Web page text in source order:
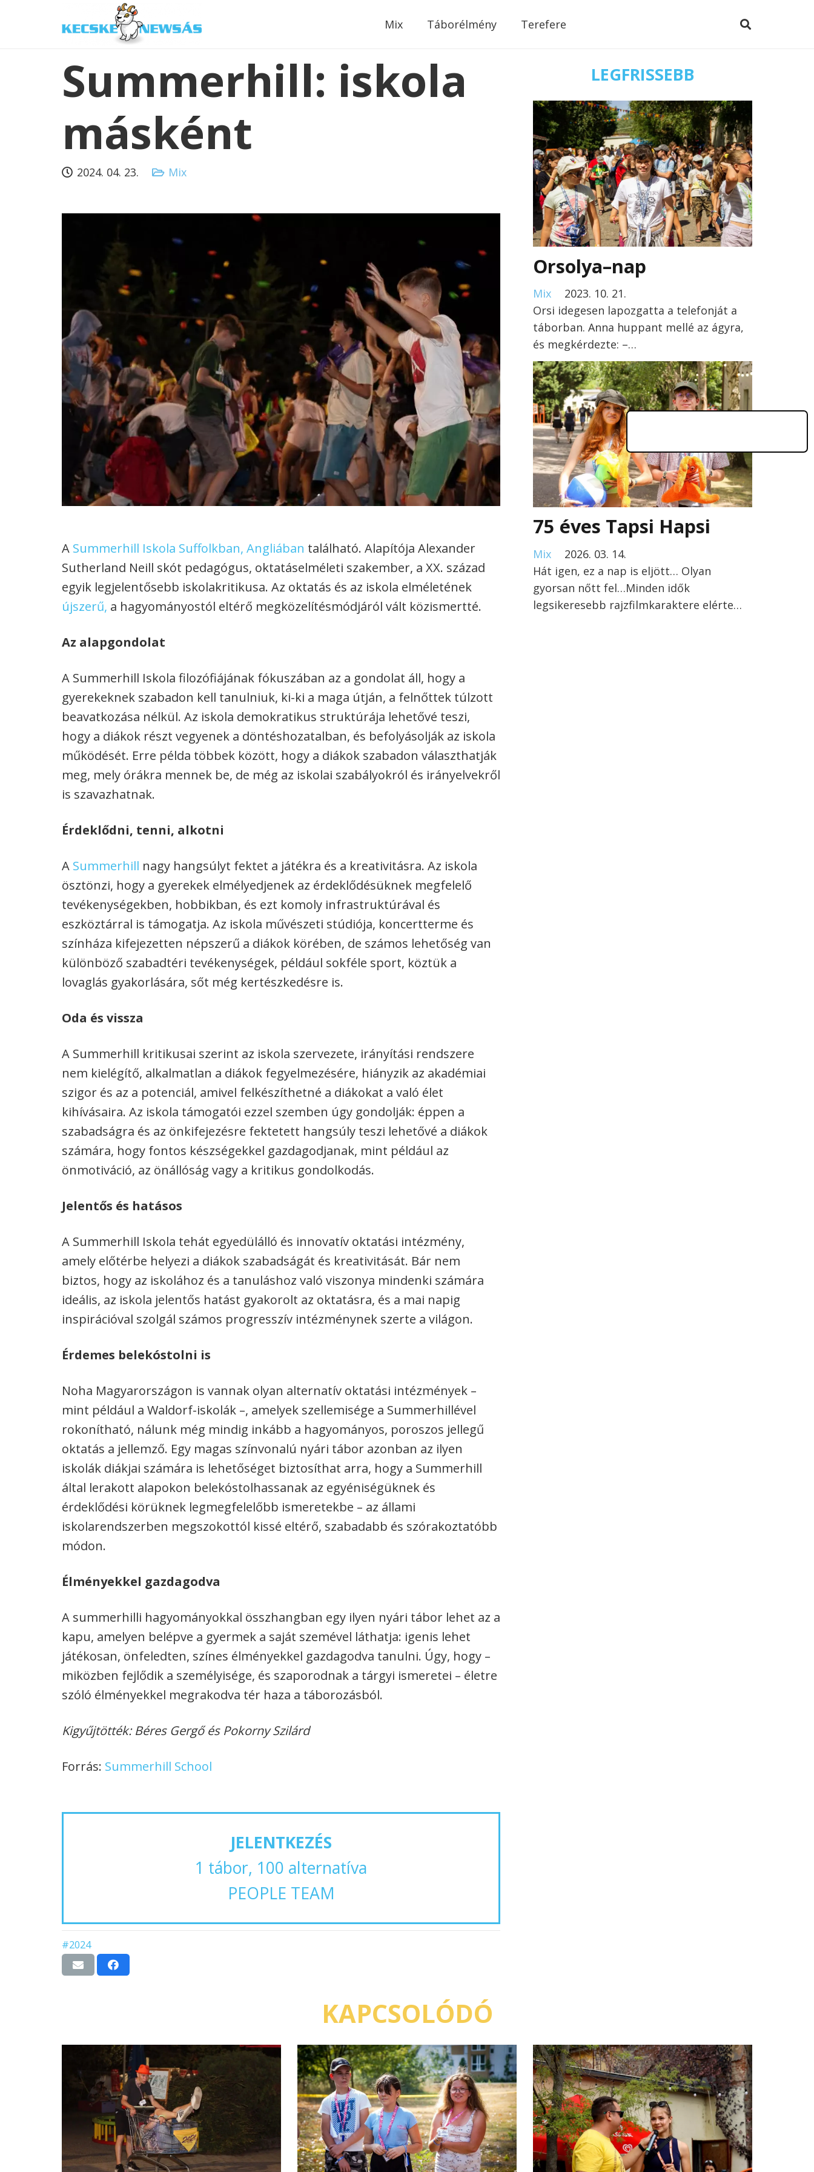
Mix Táborélmény Terefere
Summerhill: iskola
másként
2024. 04. 23. Mix
A Summerhill Iskola Suffolkban, Angliában található. Alapítója Alexander
Sutherland Neill skót pedagógus, oktatáselméleti szakember, a XX. század
egyik legjelentősebb iskolakritikusa. Az oktatás és az iskola elméletének
újszerű, a hagyományostól eltérő megközelítésmódjáról vált közismertté.
Az alapgondolat
A Summerhill Iskola filozófiájának fókuszában az a gondolat áll, hogy a
gyerekeknek szabadon kell tanulniuk, ki-ki a maga útján, a felnőttek túlzott
beavatkozása nélkül. Az iskola demokratikus struktúrája lehetővé teszi,
hogy a diákok részt vegyenek a döntéshozatalban, és befolyásolják az iskola
működését. Erre példa többek között, hogy a diákok szabadon választhatják
meg, mely órákra mennek be, de még az iskolai szabályokról és irányelvekről
is szavazhatnak.
Érdeklődni, tenni, alkotni
A Summerhill nagy hangsúlyt fektet a játékra és a kreativitásra. Az iskola
ösztönzi, hogy a gyerekek elmélyedjenek az érdeklődésüknek megfelelő
tevékenységekben, hobbikban, és ezt komoly infrastruktúrával és
eszköztárral is támogatja. Az iskola művészeti stúdiója, koncertterme és
színháza kifejezetten népszerű a diákok körében, de számos lehetőség van
különböző szabadtéri tevékenységek, például sokféle sport, köztük a
lovaglás gyakorlására, sőt még kertészkedésre is.
Oda és vissza
A Summerhill kritikusai szerint az iskola szervezete, irányítási rendszere
nem kielégítő, alkalmatlan a diákok fegyelmezésére, hiányzik az akadémiai
szigor és az a potenciál, amivel felkészíthetné a diákokat a való élet
kihívásaira. Az iskola támogatói ezzel szemben úgy gondolják: éppen a
szabadságra és az önkifejezésre fektetett hangsúly teszi lehetővé a diákok
számára, hogy fontos készségekkel gazdagodjanak, mint például az
önmotiváció, az önállóság vagy a kritikus gondolkodás.
Jelentős és hatásos
A Summerhill Iskola tehát egyedülálló és innovatív oktatási intézmény,
amely előtérbe helyezi a diákok szabadságát és kreativitását. Bár nem
biztos, hogy az iskolához és a tanuláshoz való viszonya mindenki számára
ideális, az iskola jelentős hatást gyakorolt az oktatásra, és a mai napig
inspirációval szolgál számos progresszív intézménynek szerte a világon.
Érdemes belekóstolni is
Noha Magyarországon is vannak olyan alternatív oktatási intézmények –
mint például a Waldorf-iskolák –, amelyek szellemisége a Summerhillével
rokonítható, nálunk még mindig inkább a hagyományos, poroszos jellegű
oktatás a jellemző. Egy magas színvonalú nyári tábor azonban az ilyen
iskolák diákjai számára is lehetőséget biztosíthat arra, hogy a Summerhill
által lerakott alapokon belekóstolhassanak az egyéniségüknek és
érdeklődési körüknek legmegfelelőbb ismeretekbe – az állami
iskolarendszerben megszokottól kissé eltérő, szabadabb és szórakoztatóbb
módon.
Élményekkel gazdagodva
A summerhilli hagyományokkal összhangban egy ilyen nyári tábor lehet az a
kapu, amelyen belépve a gyermek a saját szemével láthatja: igenis lehet
játékosan, önfeledten, színes élményekkel gazdagodva tanulni. Úgy, hogy –
miközben fejlődik a személyisége, és szaporodnak a tárgyi ismeretei – életre
szóló élményekkel megrakodva tér haza a táborozásból.
Kigyűjtötték: Béres Gergő és Pokorny Szilárd
Forrás: Summerhill School
JELENTKEZÉS
1 tábor, 100 alternatíva
PEOPLE TEAM
#2024
LEGFRISSEBB
Orsolya–nap
Mix
2023. 10. 21.
Orsi idegesen lapozgatta a telefonját a
táborban. Anna huppant mellé az ágyra,
és megkérdezte: –…
75 éves Tapsi Hapsi
Mix
2026. 03. 14.
Hát igen, ez a nap is eljött… Olyan
gyorsan nőtt fel…Minden idők
legsikeresebb rajzfilmkaraktere elérte…
KAPCSOLÓDÓ